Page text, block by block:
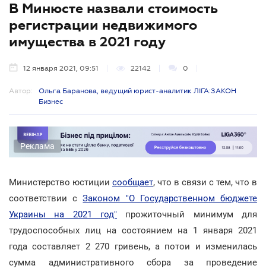
В Минюсте назвали стоимость
регистрации недвижимого
имущества в 2021 году
12 января 2021, 09:51 22142 0
Автор:
Ольга Баранова, ведущий юрист-аналитик ЛІГА:ЗАКОН
Бизнес
Реклама
Министерство юстиции сообщает, что в связи с тем, что в
соответствии сЗаконом "О Государственном бюджете
Украины на 2021 год" прожиточный минимум для
трудоспособных лиц на состоянием на 1 января 2021
года составляет 2 270 гривень, а потои и изменилась
сумма административного сбора за проведение